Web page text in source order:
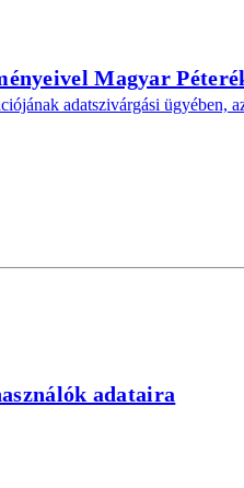
Magyar
adatszivárgási ügyében,
adataira